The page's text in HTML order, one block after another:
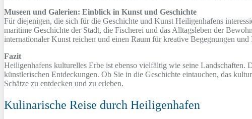
Museen und Galerien: Einblick in Kunst und Geschichte
Für diejenigen, die sich für die Geschichte und Kunst Heiligenhafens
maritime Geschichte der Stadt, die Fischerei und das Alltagsleben der
internationaler Kunst reichen und einen Raum für kreative Begegnungen und
Fazit
Heiligenhafens kulturelles Erbe ist ebenso vielfältig wie seine Landschaften.
künstlerischen Entdeckungen. Ob Sie in die Geschichte eintauchen, das
Schätze zu entdecken und zu erleben.
Kulinarische Reise durch Heiligenhafen